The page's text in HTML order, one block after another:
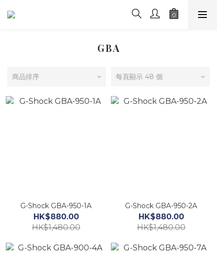
GBA
商品排序 每頁顯示 48 個
G-Shock GBA-950-1A
HK$880.00
HK$1,480.00
G-Shock GBA-950-2A
HK$880.00
HK$1,480.00